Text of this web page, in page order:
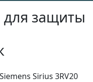
для защиты
Sirius 3RV20